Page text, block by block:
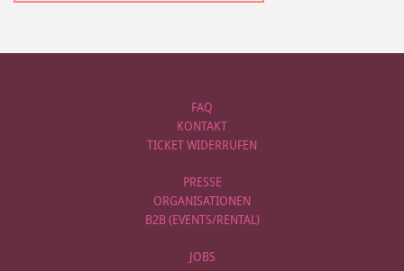
FAQ
KONTAKT
TICKET WIDERRUFEN
PRESSE
ORGANISATIONEN
B2B (EVENTS/RENTAL)
JOBS